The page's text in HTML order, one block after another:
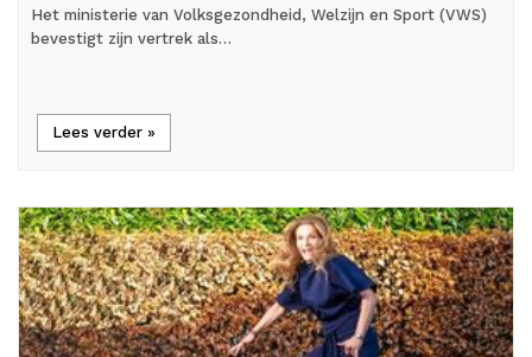
Het ministerie van Volksgezondheid, Welzijn en Sport (VWS)
bevestigt zijn vertrek als…
Lees verder »